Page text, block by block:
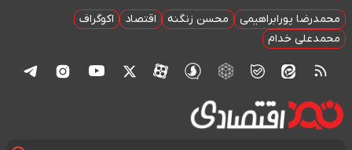
محمدرضا پورابراهیمی محسن زنگنه اقتصاد
اکوگراف
محمدعلی خدام